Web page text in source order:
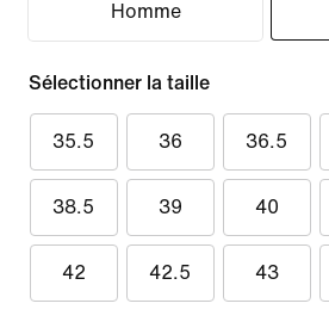
Homme
Sélectionner la taille
35.5 36 36.5
38.5 39 40
42 42.5 43